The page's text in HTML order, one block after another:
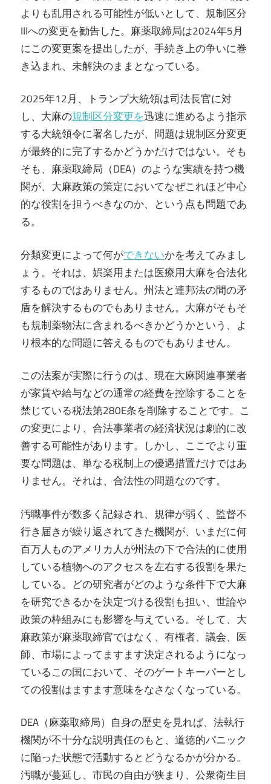
よりも乱用される可能性が低いとして、規制区分
IIIへの変更を勧告した。麻薬取締局は2024年5月
にこの変更案を提出したが、手続き上の争いに巻
き込まれ、未解決のままとなっている。
2025年12月、トランプ大統領は司法長官に対
し、大麻の規制区分変更を迅速に進めるよう指示
する大統領令に署名したが、問題は規制区分変更
が最終的に完了するかどうかだけではない。そも
そも、麻薬取締局（DEA）のような実績を持つ機
関が、大麻政策の策定においてなぜこれほど中心
的な役割を担うべきなのか、という点も問題であ
る。
分類変更によって何ができないかを考えてみまし
ょう。それは、娯楽用または医療用大麻を合法化
するものではありません。州法と連邦法の間の矛
盾を解決するものでもありません。大麻がそもそ
も規制薬物法に含まれるべきかどうかという、よ
り根本的な問題に答えるものでもありません。
この法案が実際に行うのは、現在大麻関連事業者
が家賃や給与などの通常の経費を控除することを
禁じている税法第280E条を削除することです。こ
の変更により、合法事業者の経済状況は劇的に改
善する可能性があります。しかし、ここでより重
要な問題は、単なる税制上の優遇措置だけではあ
りません。それは、合法性の問題なのです。
汚職事件が数多く記録され、規律が弱く、監督不
行き届きが繰り返されてきた機関が、いまだに何
百万人ものアメリカ人が州法の下で合法的に使用
している植物へのアクセスを左右する役割を果た
している。どの研究者がどのような条件下で大麻
を研究できるかを決定づける役割も担い、世論や
政策の枠組みにも影響を与えている。そして、大
麻政策が麻薬取締官ではなく、有権者、議会、医
師、市場によってますます決定されるようになっ
ているこの国において、そのゲートキーパーとし
ての役割はますます意味をなさなくなっている。
DEA（麻薬取締局）自身の歴史を見れば、法執行
機関が不十分な説明責任のもと、道徳的パニック
に陥った状態で活動するとどうなるかが分かる。
汚職が蔓延し、市民の自由が狭まり、公衆衛生目